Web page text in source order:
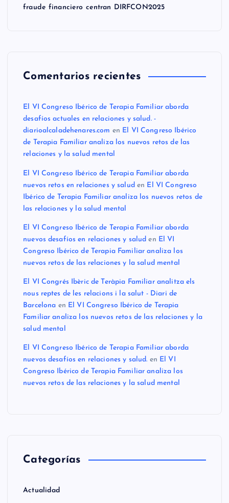
fraude financiero centran DIRFCON2025
Comentarios recientes
El VI Congreso Ibérico de Terapia Familiar aborda
desafíos actuales en relaciones y salud. -
diarioalcaladehenares.com en El VI Congreso Ibérico
de Terapia Familiar analiza los nuevos retos de las
relaciones y la salud mental
El VI Congreso Ibérico de Terapia Familiar aborda
nuevos retos en relaciones y salud en El VI Congreso
Ibérico de Terapia Familiar analiza los nuevos retos de
las relaciones y la salud mental
El VI Congreso Ibérico de Terapia Familiar aborda
nuevos desafíos en relaciones y salud en El VI
Congreso Ibérico de Terapia Familiar analiza los
nuevos retos de las relaciones y la salud mental
El VI Congrés Ibèric de Teràpia Familiar analitza els
nous reptes de les relacions i la salut - Diari de
Barcelona en El VI Congreso Ibérico de Terapia
Familiar analiza los nuevos retos de las relaciones y la
salud mental
El VI Congreso Ibérico de Terapia Familiar aborda
nuevos desafíos en relaciones y salud. en El VI
Congreso Ibérico de Terapia Familiar analiza los
nuevos retos de las relaciones y la salud mental
Categorías
Actualidad